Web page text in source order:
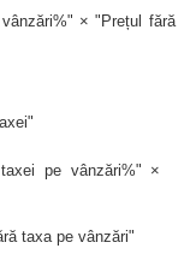
× "Prețul fără
pe vânzări%" ×
taxa pe vânzări"